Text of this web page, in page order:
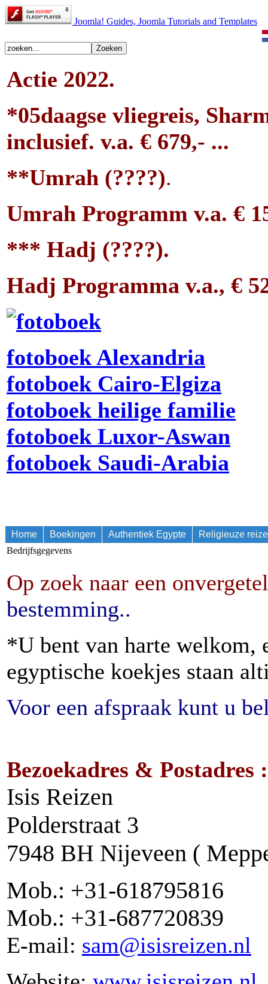
Joomla! Guides, Joomla Tutorials and Templates
Actie 2022.
*05daagse vliegreis,
inclusief. v.a. € 679,- ...
**Umrah (????).
Umrah Programm v.a. €
*** Hadj (????).
Hadj Programma v.a., €
fotoboek Alexandria
fotoboek Cairo-Elgiza
fotoboek heilige familie
fotoboek Luxor-Aswan
fotoboek Saudi-Arabia
Home Boekingen Authentiek Egypte
Religieuze
Bedrijfsgegevens
Op zoek naar een
bestemming..
*U bent van harte welkom,
egyptische koekjes staan
Voor een afspraak kunt u
Bezoekadres & Postadres :
Isis Reizen
Polderstraat 3
7948 BH Nijeveen (
Mob.: +31-618795816
Mob.: +31-687720839
E-mail: sam@isisreizen.nl